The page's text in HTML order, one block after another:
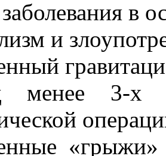
в
и
менее 3-х